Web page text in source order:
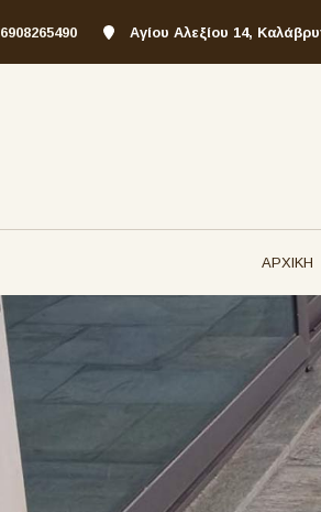
6908265490 Αγίου Αλεξίου 14,
ΑΡΧΙΚΗ